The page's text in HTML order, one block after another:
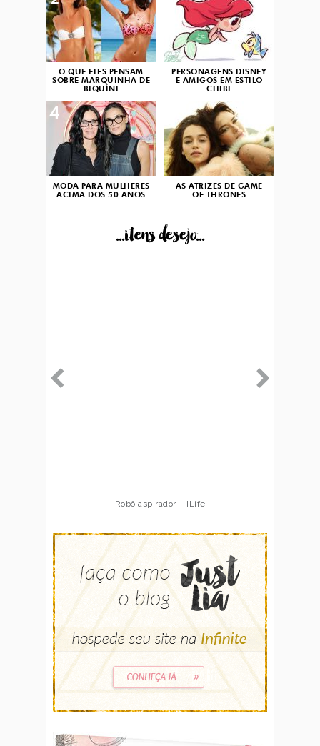
O QUE ELES PENSAM
SOBRE MARQUINHA DE
BIQUÍNI
PERSONAGENS DISNEY
E AMIGOS EM ESTILO
CHIBI
MODA PARA MULHERES
ACIMA DOS 50 ANOS
4
AS ATRIZES DE GAME
OF THRONES
...itens desejo...
Robô aspirador – ILife